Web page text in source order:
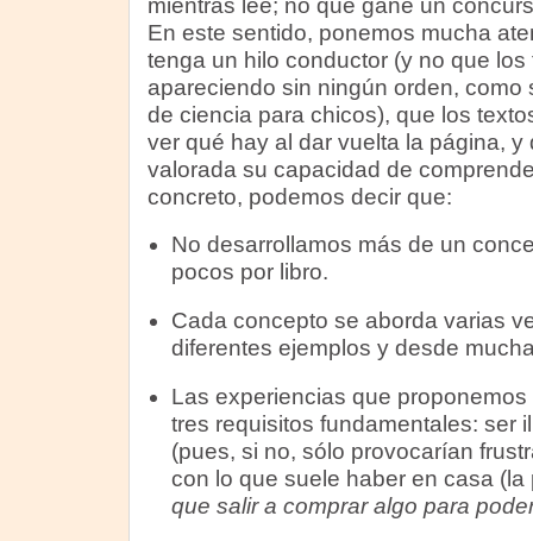
mientras lee; no que gane un
En este sentido, ponemos mucha
tenga un hilo conductor (y no que
apareciendo sin ningún orden, como
de ciencia para chicos), que los
ver qué hay al dar vuelta la página, y
valorada su capacidad de
concreto, podemos decir que:
No desarrollamos más de un
pocos por libro.
Cada concepto se aborda varias
diferentes ejemplos y desde
Las experiencias que
tres requisitos fundamentales: ser
(pues, si no, sólo provocarían
con lo que suele haber en casa
que salir a comprar algo para